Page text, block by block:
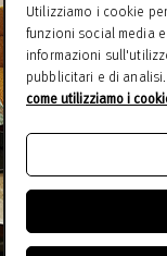
Utilizziamo i cookie
funzioni social media
informazioni
pubblicitari e di analisi.
come utilizziamo i